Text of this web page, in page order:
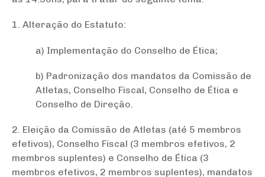
1. Alteração do Estatuto:
a) Implementação do Conselho de Ética;
b) Padronização dos mandatos da Comissão de
Atletas, Conselho Fiscal, Conselho de Ética e
Conselho de Direção.
2. Eleição da Comissão de Atletas (até 5 membros
efetivos), Conselho Fiscal (3 membros efetivos, 2
membros suplentes) e Conselho de Ética (3
membros efetivos, 2 membros suplentes), mandatos